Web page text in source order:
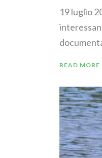
19 luglio
READ MORE